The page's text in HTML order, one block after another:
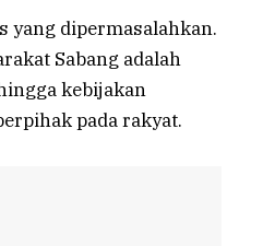
yang dipermasalahkan.
Sabang adalah
kebijakan
pada rakyat.